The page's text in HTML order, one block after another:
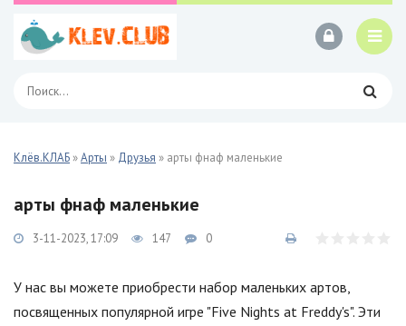
Клёв.КЛАБ »Арты » Друзья » арты фнаф маленькие
арты фнаф маленькие
3-11-2023, 17:09 147 0
У нас вы можете приобрести набор маленьких артов,
посвященных популярной игре "Five Nights at Freddy's". Эти